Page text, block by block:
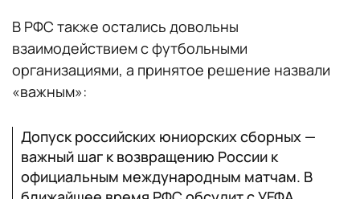
В РФС также остались довольны
взаимодействием с футбольными
организациями, а принятое решение назвали
«важным»:
Допуск российских юниорских сборных —
важный шаг к возвращению России к
официальным международным матчам. В